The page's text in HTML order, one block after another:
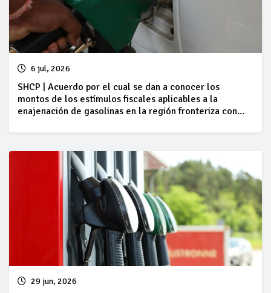
6 jul, 2026
SHCP | Acuerdo por el cual se dan a conocer los
montos de los estímulos fiscales aplicables a la
enajenación de gasolinas en la región fronteriza con
del 04 al 10 de julio de 2026
29 jun, 2026